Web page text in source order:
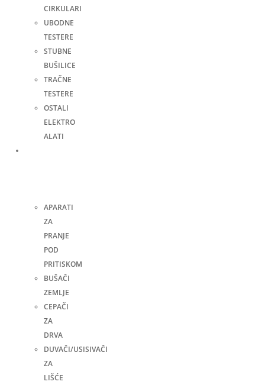
CIRKULARI
UBODNE
TESTERE
STUBNE
BUŠILICE
TRAČNE
TESTERE
OSTALI
ELEKTRO
ALATI
APARATI
ZA
PRANJE
POD
PRITISKOM
BUŠAČI
ZEMLJE
CEPAČI
ZA
DRVA
DUVAČI/USISIVAČI
ZA
LIŠĆE